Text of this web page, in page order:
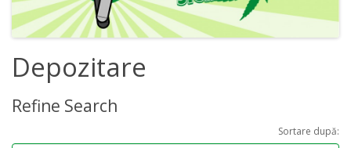
Depozitare
Refine Search
Sortare după: